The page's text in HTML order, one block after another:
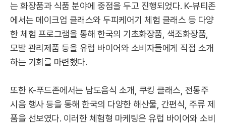
는 화장품과 식품 분야에 중점을 두고 진행되었다. K-뷰티존
에서는 메이크업 클래스와 두피케어기 체험 클래스 등 다양
한 체험 프로그램을 통해 한국의 기초화장품, 색조화장품,
모발 관리제품 등을 유럽 바이어와 소비자들에게 직접 소개
하는 기회를 마련했다.
또한 K-푸드존에서는 남도음식 소개, 쿠킹 클래스, 전통주
시음 행사 등을 통해 한국의 다양한 해산물, 간편식, 주류 제
품을 선보였다. 이러한 체험형 마케팅은 유럽 바이어와 소비